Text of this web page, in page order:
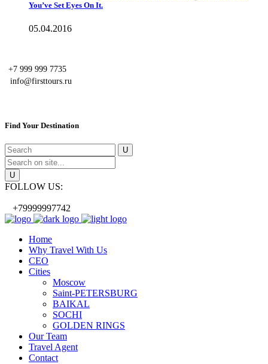
You’ve Set Eyes On It.
05.04.2016
+7 999 999 7735
info@firsttours.ru
Find Your Destination
FOLLOW US:
+79999997742
Home
Why Travel With Us
CEO
Cities
Moscow
Saint-PETERSBURG
BAIKAL
SOCHI
GOLDEN RINGS
Our Team
Travel Agent
Contact